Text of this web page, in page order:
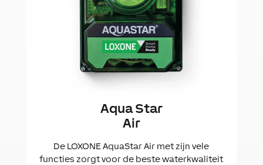
Aqua Star
Air
De LOXONE AquaStar Air met zijn vele
functies zorgt voor de beste waterkwaliteit